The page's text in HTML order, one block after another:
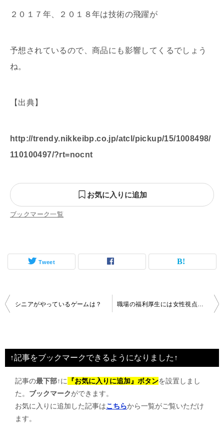
２０１７年、２０１８年は技術の飛躍が
予想されているので、商品にも影響してくるでしょう
ね。
【出典】
http://trendy.nikkeibp.co.jp/atcl/pickup/15/1008498/
110100497/?rt=nocnt
お気に入りに追加
ブックマーク一覧
Tweet
投
ビ
ゲ
シニアがやっているゲームは？
↑記事をブックマークできるようになりました↑
記事の最下部↑に 『お気に入りに追加』ボタンを設置しまし
た。 ブックマークができます。
お気に入りに追加した記事はこちらから一覧がご覧いただけ
ます。